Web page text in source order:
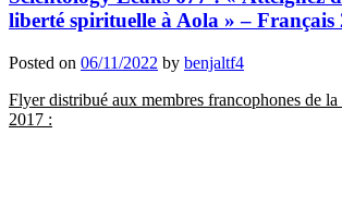
liberté spirituelle à Aola » – Français
Posted on 06/11/2022 by benjaltf4
Flyer distribué aux membres francophones de
2017 :